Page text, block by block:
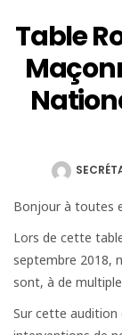
Table
Bonjour à toutes
Lors de cette
septembre 2018,
sont, à de
Sur cette audition